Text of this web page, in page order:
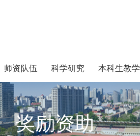
师资队伍 科学研究 本科生教学
奖励资助